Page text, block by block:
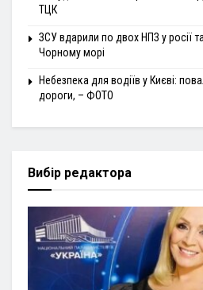
ТЦК
ЗСУ вдарили по двох НПЗ у росії
Чорному морі
Небезпека для водіїв у Києві:
дороги, – ФОТО
Вибір редактора